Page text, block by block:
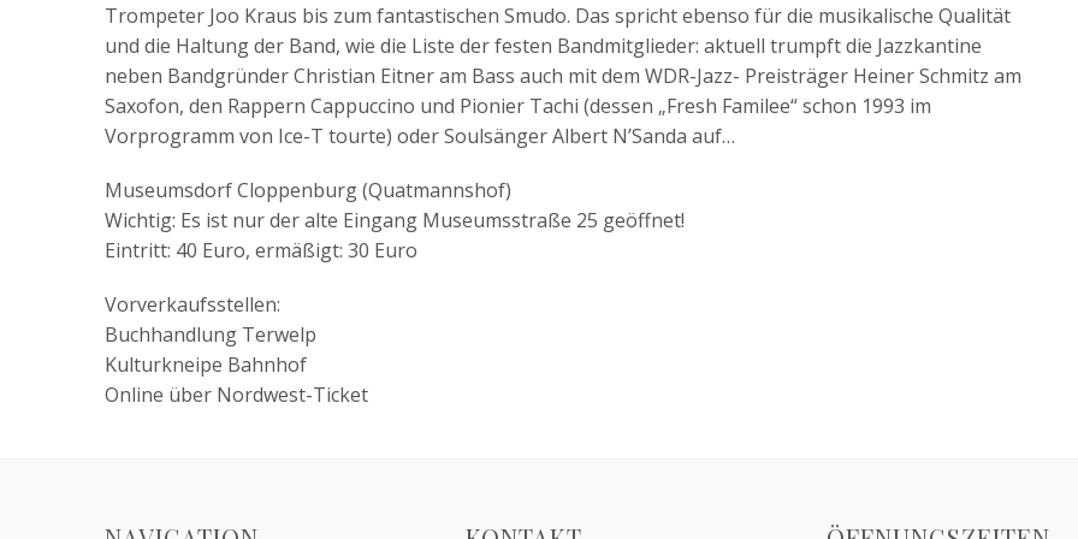
Trompeter Joo Kraus bis zum fantastischen Smudo. Das spricht ebenso für die musikalische Qualität
und die Haltung der Band, wie die Liste der festen Bandmitglieder: aktuell trumpft die Jazzkantine
neben Bandgründer Christian Eitner am Bass auch mit dem WDR-Jazz- Preisträger Heiner Schmitz am
Saxofon, den Rappern Cappuccino und Pionier Tachi (dessen „Fresh Familee“ schon 1993 im
Vorprogramm von Ice-T tourte) oder Soulsänger Albert N’Sanda auf…
Museumsdorf Cloppenburg (Quatmannshof)
Wichtig: Es ist nur der alte Eingang Museumsstraße 25 geöffnet!
Eintritt: 40 Euro, ermäßigt: 30 Euro
Vorverkaufsstellen:
Buchhandlung Terwelp
Kulturkneipe Bahnhof
Online über Nordwest-Ticket